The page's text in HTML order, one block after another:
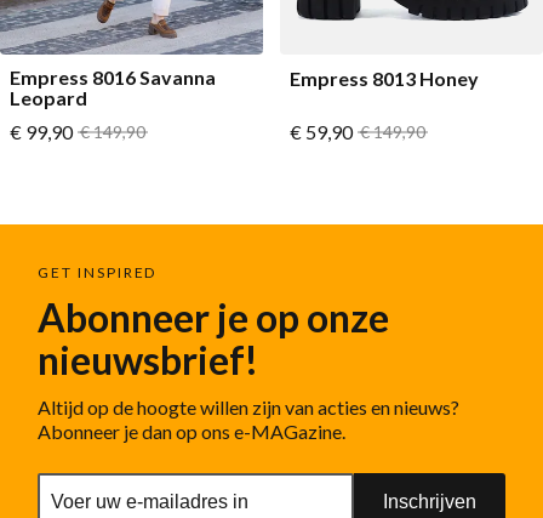
Empress 8016 Savanna
Leopard
Vanaf
€ 99,90 Normale prijs
€ 149,90
Empress 8013 Honey
Vanaf
€ 59,90 Normale prijs
€ 149,90
GET INSPIRED
Abonneer je op onze
nieuwsbrief!
Altijd op de hoogte willen zijn van acties en nieuws?
Abonneer je dan op ons e-MAGazine.
Inschrijven